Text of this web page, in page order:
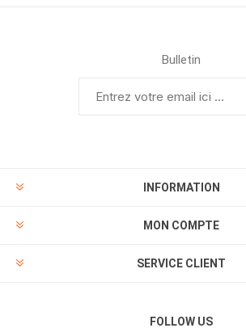
Bulletin
INFORMATION
MON COMPTE
SERVICE CLIENT
FOLLOW US